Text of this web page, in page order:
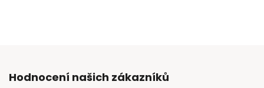
Hodnocení našich zákazníků